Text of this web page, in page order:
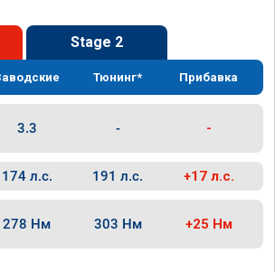
Stage 2
Тюнинг* Прибавка
3.3 - -
174 л.с. 191 л.с. +17 л.с.
278 Нм 303 Нм +25 Нм